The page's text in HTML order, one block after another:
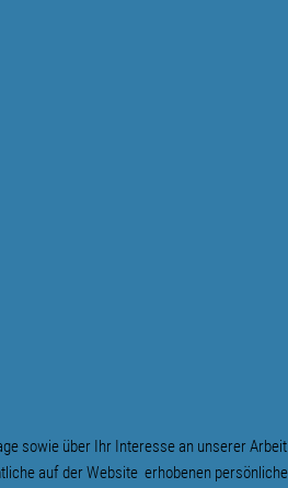
sowie über Ihr Interesse an unserer
auf der Website erhobenen